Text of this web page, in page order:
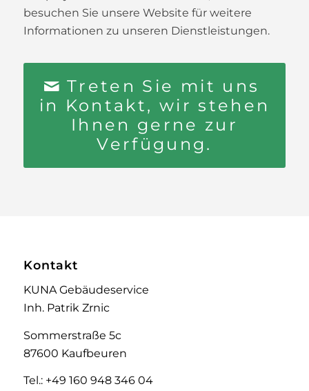
besuchen Sie unsere Website für weitere
Informationen zu unseren Dienstleistungen.
Treten Sie mit uns
in Kontakt, wir stehen
Ihnen gerne zur
Verfügung.
Kontakt
KUNA Gebäudeservice
Inh. Patrik Zrnic
Sommerstraße 5c
87600 Kaufbeuren
Tel.: +49 160 948 346 04